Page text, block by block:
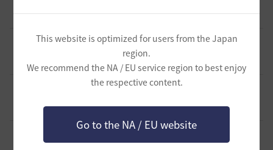
This website is optimized for users from the Japan
region.
We recommend the NA / EU service region to best enjoy
the respective content.
Go to the NA / EU website
0 48 まそん 3 時間前
[ギルド募集] 「サンセットノヴァ」自由にゲームする仲間を
84 GDまっきぃ-日本 6 時間前
[ギルド募集]〈浅井軍〉配信を見ながらまったり黒い砂漠 少
8 時間前
[ギルド募集]※少数の募集となります 小規模ギルド【待機
中】ギルメン募集のご案内